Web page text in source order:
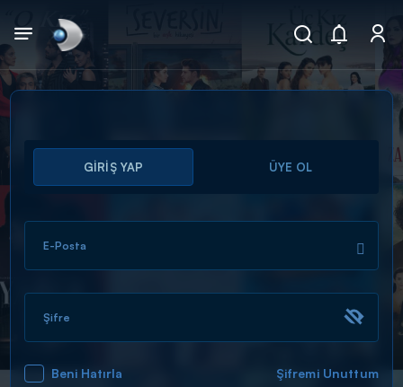
Arama
ARAMA SONUÇLARI
GİRİŞ YAP ÜYE OL
E-Posta
Şifre
Beni Hatırla Şifremi Unuttum